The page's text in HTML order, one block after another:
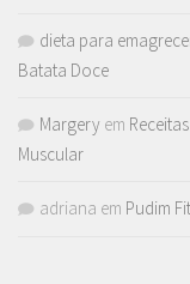
dieta para
Batata Doce
Margery em
Muscular
adriana em Pudim